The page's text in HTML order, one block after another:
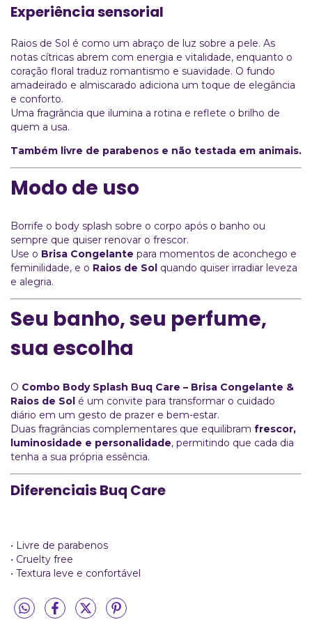
Experiência sensorial
Raios de Sol é como um abraço de luz sobre a pele. As
notas cítricas abrem com energia e vitalidade, enquanto o
coração floral traduz romantismo e suavidade. O fundo
amadeirado e almiscarado adiciona um toque de elegância
e conforto.
Uma fragrância que ilumina a rotina e reflete o brilho de
quem a usa.
Também livre de parabenos e não testada em animais.
Modo de uso
Borrife o body splash sobre o corpo após o banho ou
sempre que quiser renovar o frescor.
Use o Brisa Congelante para momentos de aconchego e
feminilidade, e o Raios de Sol quando quiser irradiar leveza
e alegria.
Seu banho, seu perfume,
sua escolha
O Combo Body Splash Buq Care – Brisa Congelante &
Raios de Sol é um convite para transformar o cuidado
diário em um gesto de prazer e bem-estar.
Duas fragrâncias complementares que equilibram frescor,
luminosidade e personalidade, permitindo que cada dia
tenha a sua própria essência.
Diferenciais Buq Care
• Livre de parabenos
• Cruelty free
• Textura leve e confortável